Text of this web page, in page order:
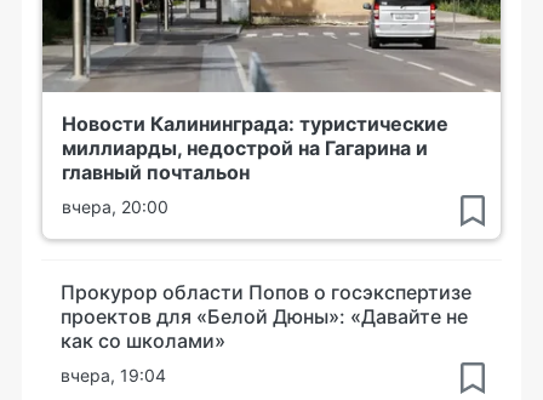
Новости Калининграда: туристические
миллиарды, недострой на Гагарина и
главный почтальон
вчера, 20:00
Прокурор области Попов о госэкспертизе
проектов для «Белой Дюны»: «Давайте не
как со школами»
вчера, 19:04